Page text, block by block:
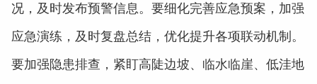
况，及时发布预警信息。要细化完善应急预案，加强
应急演练，及时复盘总结，优化提升各项联动机制。
要加强隐患排查，紧盯高陡边坡、临水临崖、低洼地